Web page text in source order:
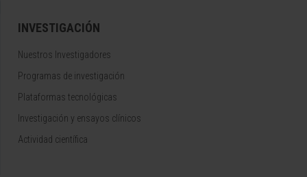
INVESTIGACIÓN
Nuestros Investigadores
Programas de investigación
Plataformas tecnológicas
Investigación y ensayos clínicos
Actividad científica